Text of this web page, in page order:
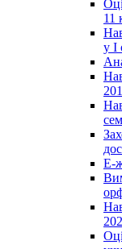
11
у І
Е-